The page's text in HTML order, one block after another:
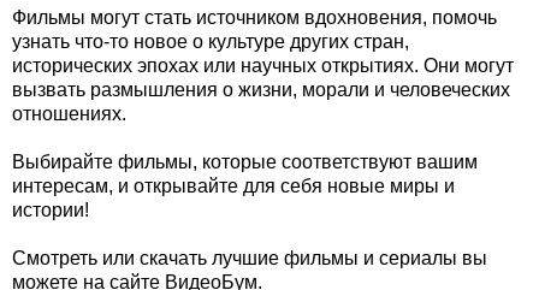
Фильмы могут стать источником вдохновения, помочь
узнать что-то новое о культуре других стран,
исторических эпохах или научных открытиях. Они могут
вызвать размышления о жизни, морали и человеческих
отношениях.
Выбирайте фильмы, которые соответствуют вашим
интересам, и открывайте для себя новые миры и
истории!
Смотреть или скачать лучшие фильмы и сериалы вы
можете на сайте ВидеоБум.